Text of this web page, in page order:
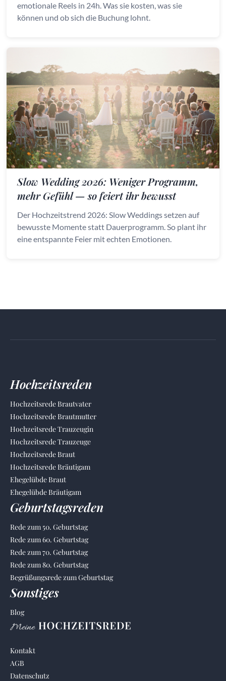
emotionale Reels in 24h. Was sie kosten, was sie
können und ob sich die Buchung lohnt.
Slow Wedding 2026: Weniger Programm,
mehr Gefühl — so feiert ihr bewusst
Der Hochzeitstrend 2026: Slow Weddings setzen auf
bewusste Momente statt Dauerprogramm. So plant ihr
eine entspannte Feier mit echten Emotionen.
Hochzeitsreden
Hochzeitsrede Brautvater
Hochzeitsrede Brautmutter
Hochzeitsrede Trauzeugin
Hochzeitsrede Trauzeuge
Hochzeitsrede Braut
Hochzeitsrede Bräutigam
Ehegelübde Braut
Ehegelübde Bräutigam
Geburtstagsreden
Rede zum 50. Geburtstag
Rede zum 60. Geburtstag
Rede zum 70. Geburtstag
Rede zum 80. Geburtstag
Begrüßungsrede zum Geburtstag
Sonstiges
Blog
Kontakt
AGB
Datenschutz